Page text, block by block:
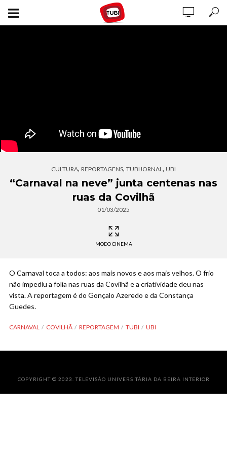
CULTURA, REPORTAGENS, TUBIJORNAL, UBI
“Carnaval na neve” junta centenas nas
ruas da Covilhã
01/03/2025
MODO CINEMA
O Carnaval toca a todos: aos mais novos e aos mais velhos. O frio
não impediu a folia nas ruas da Covilhã e a criatividade deu nas
vista. A reportagem é do Gonçalo Azeredo e da Constança
Guedes.
CARNAVAL COVILHÃ REPORTAGEM TUBI UBI
COPYRIGHT © 2023. TELEVISÃO UNIVERSITÁRIA DA BEIRA INTERIOR